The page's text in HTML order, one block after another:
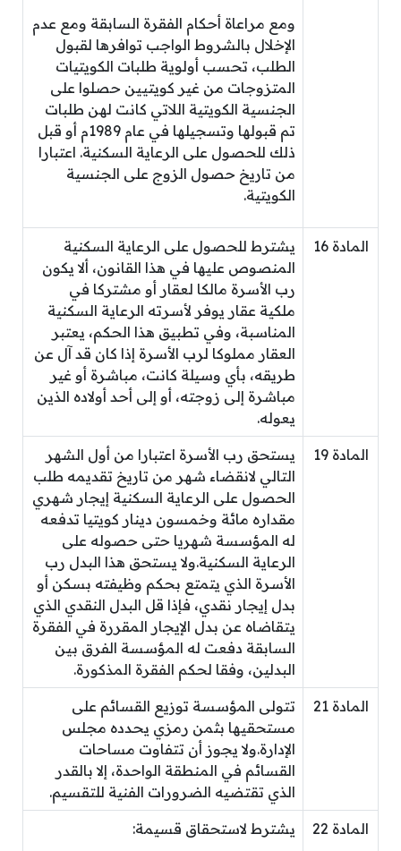
ومع مراعاة أحكام الفقرة السابقة ومع عدم
الإخلال بالشروط الواجب توافرها لقبول
الطلب، تحسب أولوية طلبات الكويتيات
المتزوجات من غير كويتيين حصلوا على
الجنسية الكويتية اللاتي كانت لهن طلبات
تم قبولها وتسجيلها في عام 1989م أو قبل
ذلك للحصول على الرعاية السكنية. اعتبارا
من تاريخ حصول الزوج على الجنسية
الكويتية.
المادة 16
يشترط للحصول على الرعاية السكنية
المنصوص عليها في هذا القانون، ألا يكون
رب الأسرة مالكا لعقار أو مشتركا في
ملكية عقار يوفر لأسرته الرعاية السكنية
المناسبة، وفي تطبيق هذا الحكم، يعتبر
العقار مملوكا لرب الأسرة إذا كان قد آل عن
طريقه، بأي وسيلة كانت، مباشرة أو غير
مباشرة إلى زوجته، أو إلى أحد أولاده الذين
يعوله.
المادة 19
يستحق رب الأسرة اعتبارا من أول الشهر
التالي لانقضاء شهر من تاريخ تقديمه طلب
الحصول على الرعاية السكنية إيجار شهري
مقداره مائة وخمسون دينار كويتيا تدفعه
له المؤسسة شهريا حتى حصوله على
الرعاية السكنية.ولا يستحق هذا البدل رب
الأسرة الذي يتمتع بحكم وظيفته بسكن أو
بدل إيجار نقدي، فإذا قل البدل النقدي الذي
يتقاضاه عن بدل الإيجار المقررة في الفقرة
السابقة دفعت له المؤسسة الفرق بين
البدلين، وفقا لحكم الفقرة المذكورة.
المادة 21
تتولى المؤسسة توزيع القسائم على
مستحقيها بثمن رمزي يحدده مجلس
الإدارة.ولا يجوز أن تتفاوت مساحات
القسائم في المنطقة الواحدة، إلا بالقدر
الذي تقتضيه الضرورات الفنية للتقسيم.
المادة 22
يشترط لاستحقاق قسيمة: